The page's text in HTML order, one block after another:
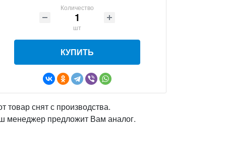
Количество
шт
КУПИТЬ
товар снят с производства.
менеджер предложит Вам аналог.